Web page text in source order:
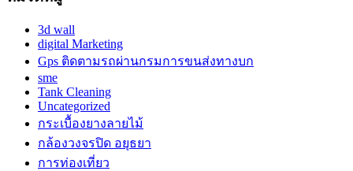
3d wall
digital Marketing
Gps ติดตามรถผ่านกรมการขนส่งทางบก
sme
Tank Cleaning
Uncategorized
กระเบื้องยางลายไม้
กล้องวงจรปิด อยุธยา
การท่องเที่ยว